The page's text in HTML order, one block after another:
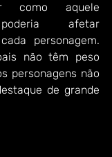
como aquele
afetar
personagem.
não têm peso
personagens não
de grande